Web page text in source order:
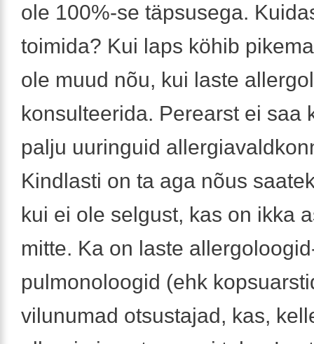
ole 100%-se täpsusega.
toimida? Kui laps köhib
ole muud nõu, kui laste
konsulteerida. Perearst ei saa
palju uuringuid
Kindlasti on ta aga nõus
kui ei ole selgust, kas on ikka
mitte. Ka on laste
pulmonoloogid (ehk
vilunumad otsustajad, kas,